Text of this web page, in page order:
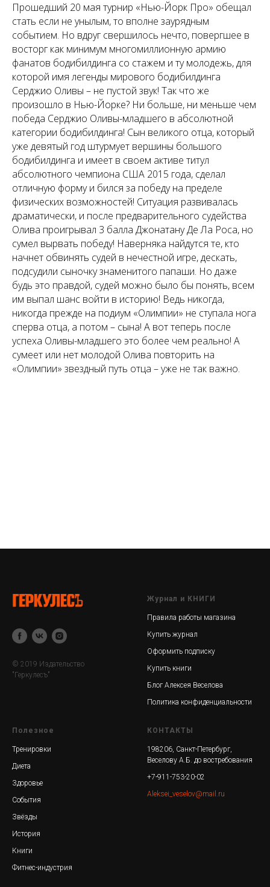
Прошедший 20 мая турнир «Нью-Йорк Про» обещал
стать если не унылым, то вполне заурядным
событием. Но вдруг свершилось нечто, повергшее в
восторг как минимум многомиллионную армию
фанатов бодибилдинга со стажем и ту молодежь, для
которой имя легенды мирового бодибилдинга
Серджио Оливы – не пустой звук! Так что же
произошло в Нью-Йорке? Ни больше, ни меньше чем
победа Серджио Оливы-младшего в абсолютной
категории бодибилдинга! Сын великого отца, который
уже девятый год штурмует вершины большого
бодибилдинга и имеет в своем активе титул
абсолютного чемпиона США 2015 года, сделал
отличную форму и бился за победу на пределе
физических возможностей! Ситуация развивалась
драматически, и после предварительного судейства
Олива проигрывал 3 балла Джонатану Де Ла Роса, но
сумел вырвать победу! Наверняка найдутся те, кто
начнет обвинять судей в нечестной игре, дескать,
подсудили сыночку знаменитого папаши. Но даже
будь это правдой, судей можно было бы понять, всем
им выпал шанс войти в историю! Ведь никогда,
никогда прежде на подиум «Олимпии» не ступала нога
сперва отца, а потом – сына! А вот теперь после
успеха Оливы-младшего это более чем реально! А
сумеет или нет молодой Олива повторить на
«Олимпии» звездный путь отца – уже не так важно.
© 2019 Издательство
"Геркулесъ"
Журнал и КНИГИ
Правила работы магазина
Купить журнал
Оформить подписку
Купить книги
Блог Алексея Веселова
Политика конфиденциальности
Полезное
Тренировки
Диета
Здоровье
События
Звёзды
История
Книги
Фитнес-индустрия
КОНТАКТЫ
198206, Санкт-Петербург,
Веселову А.Б. до востребования
+7-911-753-20-02
Aleksei_veselov@mail.ru